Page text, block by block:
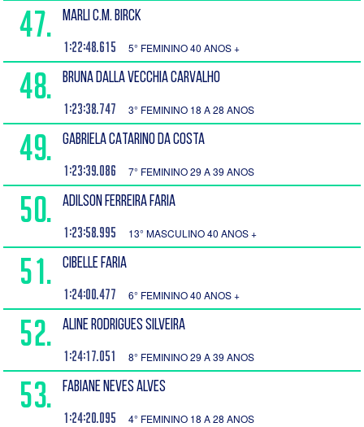
47. MARLI C.M. BIRCK
1:22:48.615 5° FEMININO 40 ANOS +
48. BRUNA DALLA VECCHIA CARVALHO
1:23:38.747 3° FEMININO 18 A 28 ANOS
49. GABRIELA CATARINO DA COSTA
1:23:39.086 7° FEMININO 29 A 39 ANOS
50. ADILSON FERREIRA FARIA
1:23:58.995 13° MASCULINO 40 ANOS +
51. CIBELLE FARIA
1:24:00.477 6° FEMININO 40 ANOS +
52. ALINE RODRIGUES SILVEIRA
1:24:17.051 8° FEMININO 29 A 39 ANOS
53. FABIANE NEVES ALVES
1:24:20.095 4° FEMININO 18 A 28 ANOS